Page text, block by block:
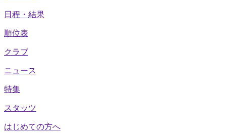
日程・結果
順位表
クラブ
ニュース
特集
スタッツ
はじめての方へ